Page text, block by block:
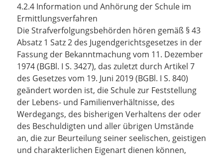
4.2.4 Information und Anhörung der Schule im
Ermittlungsverfahren
Die Strafverfolgungsbehörden hören gemäß § 43
Absatz 1 Satz 2 des Jugendgerichtsgesetzes in der
Fassung der Bekanntmachung vom 11. Dezember
1974 (BGBl. I S. 3427), das zuletzt durch Artikel 7
des Gesetzes vom 19. Juni 2019 (BGBl. I S. 840)
geändert worden ist, die Schule zur Feststellung
der Lebens- und Familienverhältnisse, des
Werdegangs, des bisherigen Verhaltens der oder
des Beschuldigten und aller übrigen Umstände
an, die zur Beurteilung seiner seelischen, geistigen
und charakterlichen Eigenart dienen können,